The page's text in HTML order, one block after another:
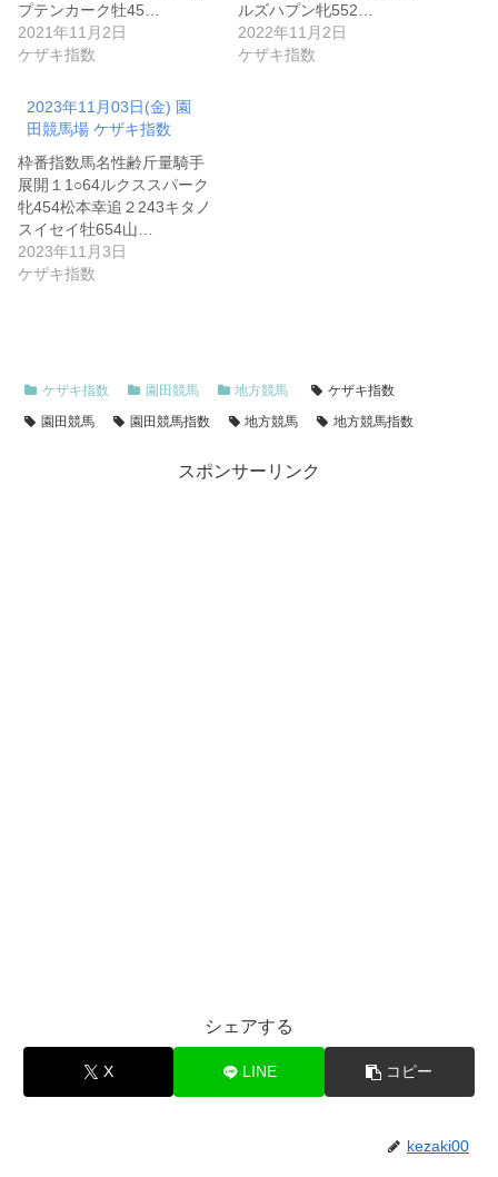
プテンカーク牡45…
2021年11月2日
ケザキ指数
ルズハプン牝552…
2022年11月2日
ケザキ指数
2023年11月03日(金) 園
田競馬場 ケザキ指数
枠番指数馬名性齢斤量騎手
展開１1○64ルクススパーク
牝454松本幸追２243キタノ
スイセイ牡654山…
2023年11月3日
ケザキ指数
ケザキ指数 園田競馬 地方競馬
ケザキ指数
園田競馬
園田競馬指数 地方競馬 地方競馬指数
スポンサーリンク
シェアする
X LINE コピー
kezaki00